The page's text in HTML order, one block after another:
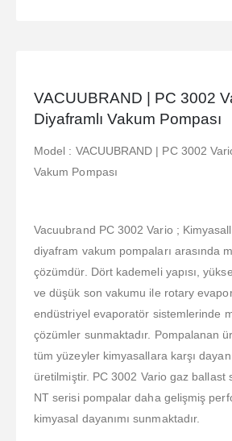
VACUUBRAND | PC 3002
Diyaframlı Vakum Pompası
Model : VACUUBRAND | PC 3002
Vakum Pompası
Vacuubrand PC 3002 Vario ;
diyafram vakum pompaları arasında
çözümdür. Dört kademeli yapısı,
ve düşük son vakumu ile rotary
endüstriyel evaporatör sistemlerinde
çözümler sunmaktadır. Pompalanan
tüm yüzeyler kimyasallara karşı
üretilmiştir. PC 3002 Vario gaz ballast
NT serisi pompalar daha gelişmiş
kimyasal dayanımı sunmaktadır.